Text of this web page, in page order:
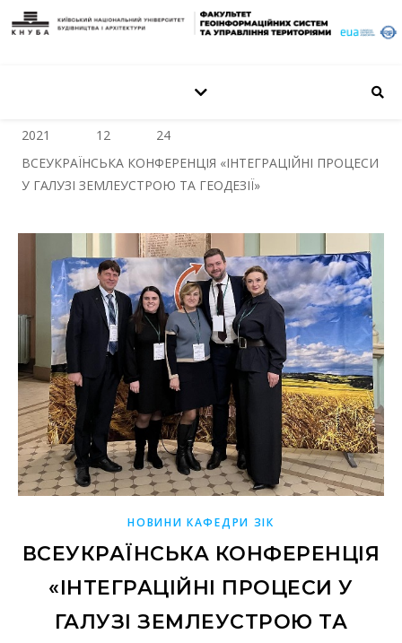
2021 12
24
ВСЕУКРАЇНСЬКА КОНФЕРЕНЦІЯ «ІНТЕГРАЦІЙНІ ПРОЦЕСИ
У ГАЛУЗІ ЗЕМЛЕУСТРОЮ ТА ГЕОДЕЗІЇ»
НОВИНИ КАФЕДРИ ЗІК
ВСЕУКРАЇНСЬКА КОНФЕРЕНЦІЯ
«ІНТЕГРАЦІЙНІ ПРОЦЕСИ У
ГАЛУЗІ ЗЕМЛЕУСТРОЮ ТА